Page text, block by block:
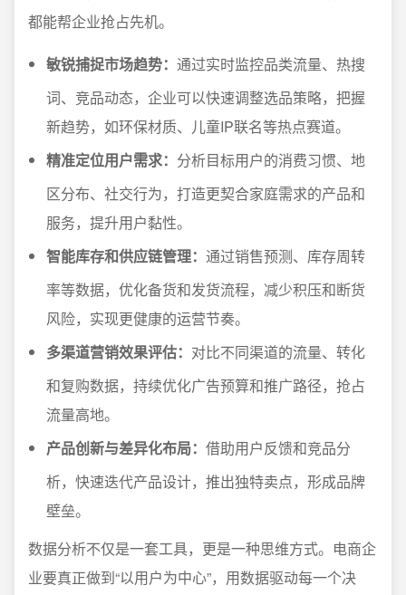
都能帮企业抢占先机。
敏锐捕捉市场趋势： 通过实时监控品类流量、热搜
词、竞品动态，企业可以快速调整选品策略，把握
新趋势，如环保材质、儿童IP联名等热点赛道。
精准定位用户需求： 分析目标用户的消费习惯、地
区分布、社交行为，打造更契合家庭需求的产品和
服务，提升用户黏性。
智能库存和供应链管理： 通过销售预测、库存周转
率等数据，优化备货和发货流程，减少积压和断货
风险，实现更健康的运营节奏。
多渠道营销效果评估： 对比不同渠道的流量、转化
和复购数据，持续优化广告预算和推广路径，抢占
流量高地。
产品创新与差异化布局： 借助用户反馈和竞品分
析，快速迭代产品设计，推出独特卖点，形成品牌
壁垒。
数据分析不仅是一套工具，更是一种思维方式。电商企
业要真正做到“以用户为中心”，用数据驱动每一个决